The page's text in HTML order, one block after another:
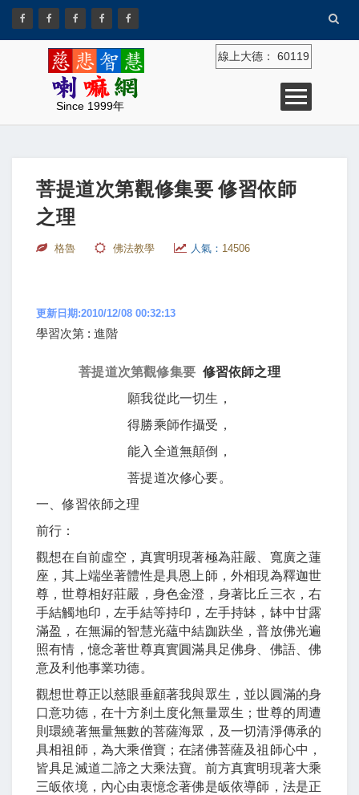
Since 1999年
線上大德： 60119
菩提道次第觀修集要 修習依師
之理
格魯 佛法教學 人氣： 14506
更新日期:2010/12/08 00:32:13
學習次第 : 進階
菩提道次第觀修集要 修習依師之理
願我從此一切生，
得勝乘師作攝受，
能入全道無顛倒，
菩提道次修心要。
一、修習依師之理
前行：
觀想在自前虛空，真實明現著極為莊嚴、寬廣之蓮
座，其上端坐著體性是具恩上師，外相現為釋迦世
尊，世尊相好莊嚴，身色金澄，身著比丘三衣，右
手結觸地印，左手結等持印，左手持缽，缽中甘露
滿盈，在無漏的智慧光蘊中結跏趺坐，普放佛光遍
照有情，憶念著世尊真實圓滿具足佛身、佛語、佛
意及利他事業功德。
觀想世尊正以慈眼垂顧著我與眾生，並以圓滿的身
口意功德，在十方刹土度化無量眾生；世尊的周遭
則環繞著無量無數的菩薩海眾，及一切清淨傳承的
具相祖師，為大乘僧寶；在諸佛菩薩及祖師心中，
皆具足滅道二諦之大乘法寶。前方真實明現著大乘
三皈依境，內心由衷憶念著佛是皈依導師，法是正